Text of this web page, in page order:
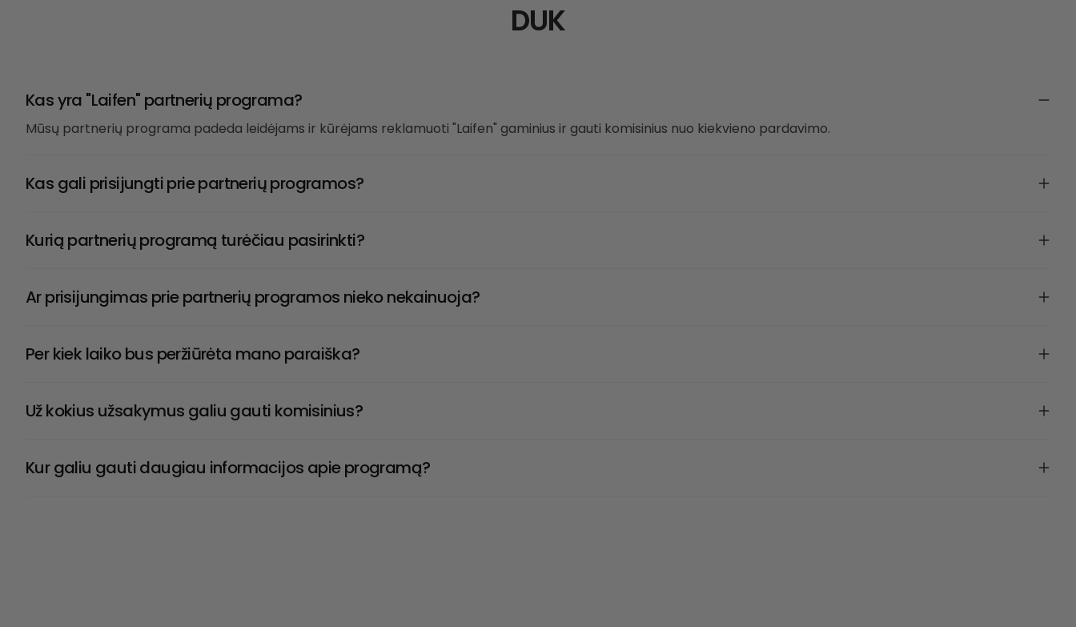
DUK
Kas yra "Laifen" partnerių programa?
Mūsų partnerių programa padeda leidėjams ir kūrėjams reklamuoti "Laifen" gaminius ir gauti komisinius nuo kiekvieno pardavimo.
Kas gali prisijungti prie partnerių programos?
Kurią partnerių programą turėčiau pasirinkti?
Ar prisijungimas prie partnerių programos nieko nekainuoja?
Per kiek laiko bus peržiūrėta mano paraiška?
Už kokius užsakymus galiu gauti komisinius?
Kur galiu gauti daugiau informacijos apie programą?